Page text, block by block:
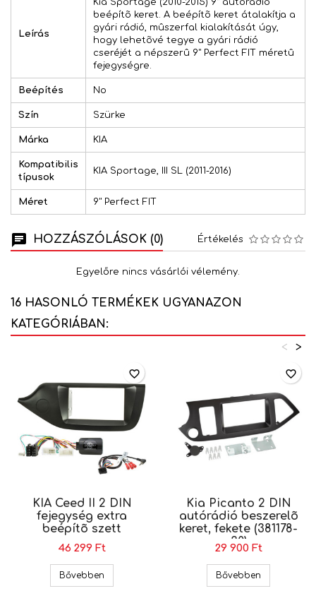
Leírás
Kia Sportage (2010-2015) 9" autórádió
beépítõ keret. A beépítõ keret átalakítja a
gyári rádió, mûszerfal kialakítását úgy,
hogy lehetõvé tegye a gyári rádió
cseréjét a népszerû 9" Perfect FIT méretû
fejegységre.
Beépítés No
Szín Szürke
Márka KIA
Kompatibilis
típusok
KIA Sportage, III SL (2011-2016)
Méret 9" Perfect FIT
HOZZÁSZÓLÁSOK (0) Értékelés
Egyelőre nincs vásárlói vélemény.
16 HASONLÓ TERMÉKEK UGYANAZON
KATEGÓRIÁBAN:
>
<
KIA Ceed II 2 DIN
fejegység extra
beépítõ szett
46 299 Ft
Bővebben KIA Ceed II 2 DIN fejegység extra beépítõ szett
favorite_border
Kia Picanto 2 DIN
autórádió beszerelõ
keret, fekete (381178-
30)
29 900 Ft
Bővebben
favorite_border